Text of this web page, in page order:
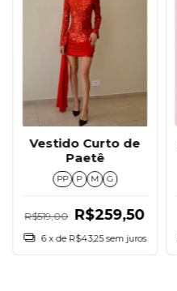
Vestido Curto de
Paetê
PP P M G
R$519,00 R$259,50
6 x de R$43,25 sem juros